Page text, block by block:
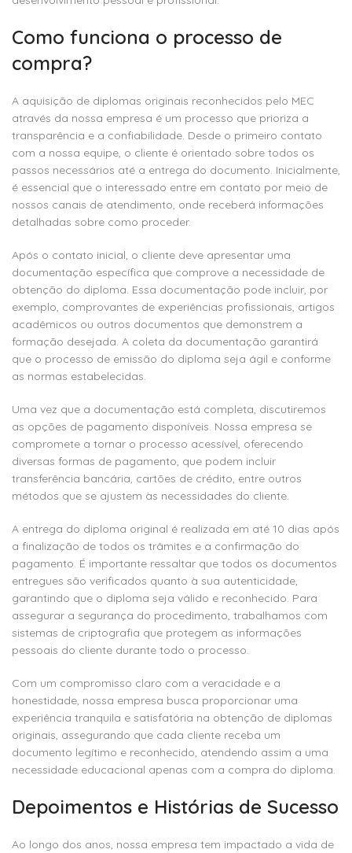
Como funciona o processo de
compra?
A aquisição de diplomas originais reconhecidos pelo MEC
através da nossa empresa é um processo que prioriza a
transparência e a confiabilidade. Desde o primeiro contato
com a nossa equipe, o cliente é orientado sobre todos os
passos necessários até a entrega do documento. Inicialmente,
é essencial que o interessado entre em contato por meio de
nossos canais de atendimento, onde receberá informações
detalhadas sobre como proceder.
Após o contato inicial, o cliente deve apresentar uma
documentação específica que comprove a necessidade de
obtenção do diploma. Essa documentação pode incluir, por
exemplo, comprovantes de experiências profissionais, artigos
acadêmicos ou outros documentos que demonstrem a
formação desejada. A coleta da documentação garantirá
que o processo de emissão do diploma seja ágil e conforme
as normas estabelecidas.
Uma vez que a documentação está completa, discutiremos
as opções de pagamento disponíveis. Nossa empresa se
compromete a tornar o processo acessível, oferecendo
diversas formas de pagamento, que podem incluir
transferência bancária, cartões de crédito, entre outros
métodos que se ajustem às necessidades do cliente.
A entrega do diploma original é realizada em até 10 dias após
a finalização de todos os trâmites e a confirmação do
pagamento. É importante ressaltar que todos os documentos
entregues são verificados quanto à sua autenticidade,
garantindo que o diploma seja válido e reconhecido. Para
assegurar a segurança do procedimento, trabalhamos com
sistemas de criptografia que protegem as informações
pessoais do cliente durante todo o processo.
Com um compromisso claro com a veracidade e a
honestidade, nossa empresa busca proporcionar uma
experiência tranquila e satisfatória na obtenção de diplomas
originais, assegurando que cada cliente receba um
documento legítimo e reconhecido, atendendo assim a uma
necessidade educacional apenas com a compra do diploma.
Depoimentos e Histórias de Sucesso
Ao longo dos anos, nossa empresa tem impactado a vida de